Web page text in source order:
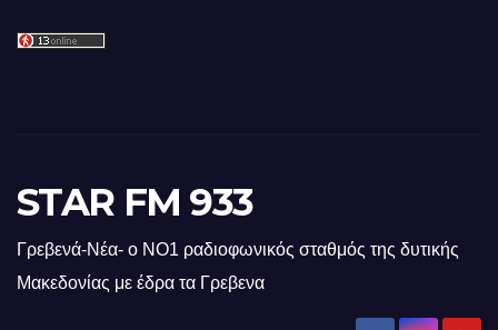
STAR FM 933
Γρεβενά-Νέα- ο ΝΟ1 ραδιοφωνικός σταθμός της δυτικής
Μακεδονίας με έδρα τα Γρεβενα